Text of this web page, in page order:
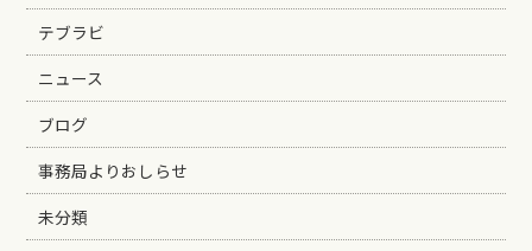
テブラビ
ニュース
ブログ
事務局よりおしらせ
未分類